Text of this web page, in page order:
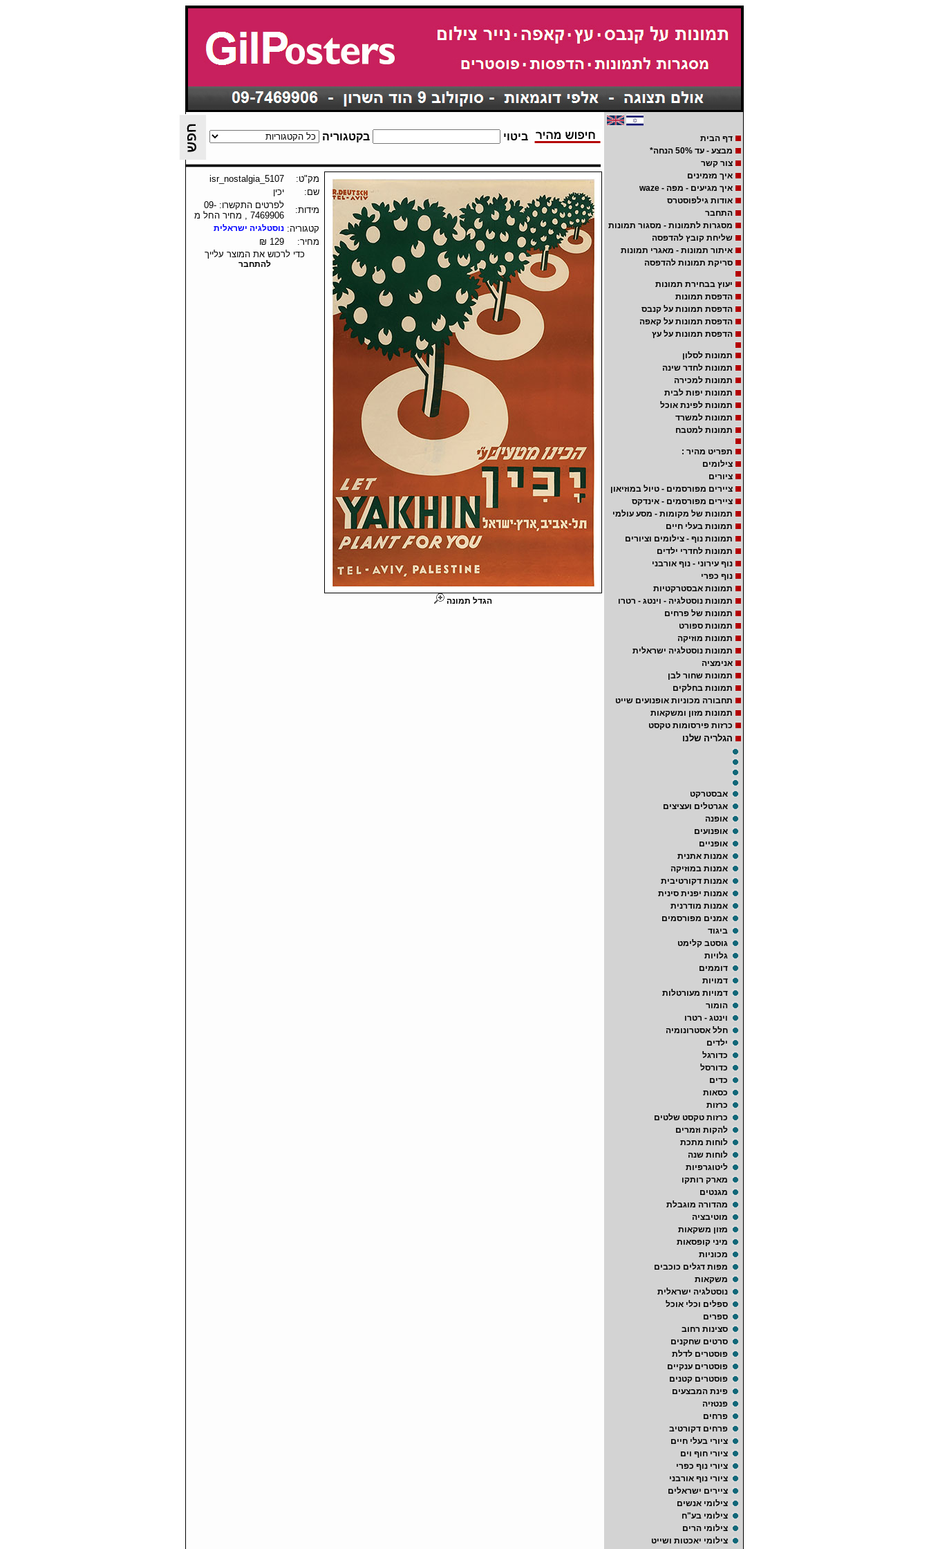
דף הבית
מבצע - עד 50% הנחה*
צור קשר
איך מזמינים
איך מגיעים - מפה - waze
אודות גילפוסטרס
התחבר
מסגרות לתמונות - מסגור תמונות
שליחת קובץ להדפסה
איתור תמונות - מאגרי תמונות
סריקת תמונות להדפסה
יעוץ בבחירת תמונות
הדפסת תמונות
הדפסת תמונות על קנבס
הדפסת תמונות על קאפה
הדפסת תמונות על עץ
תמונות לסלון
תמונות לחדר שינה
תמונות למכירה
תמונות יפות לבית
תמונות לפינת אוכל
תמונות למשרד
תמונות למטבח
תפריט מהיר :
צילומים
ציורים
ציירים מפורסמים - טיול במוזיאון
ציירים מפורסמים - אינדקס
תמונות של מקומות - מסע עולמי
תמונות בעלי חיים
תמונות נוף - צילומים וציורים
תמונות לחדרי ילדים
נוף עירוני - נוף אורבני
נוף כפרי
תמונות אבסטרקטיות
תמונות נוסטלגיה - וינטג - רטרו
תמונות של פרחים
תמונות ספורט
תמונות מוזיקה
תמונות נוסטלגיה ישראלית
אנימציה
תמונות שחור לבן
תמונות בחלקים
תחבורה מכוניות אופנועים שייט
תמונות מזון ומשקאות
כרזות פירסומות טקסט
הגלריה שלנו
אבסטרקט
אגרטלים ועציצים
אופנה
אופנועים
אופניים
אמנות אתנית
אמנות במוזיקה
אמנות דקורטיבית
אמנות יפנית סינית
אמנות מודרנית
אמנים מפורסמים
ביגוד
גוסטב קלימט
גלויות
דוממים
דמויות
דמויות מעורטלות
הומור
וינטג - רטרו
חלל אסטרונומיה
ילדים
כדורגל
כדורסל
כדים
כסאות
כרזות
כרזות טקסט שלטים
להקות וזמרים
לוחות מתכת
לוחות שנה
ליטוגרפיות
מארק רותקו
מגנטים
מהדורה מוגבלת
מוטיבציה
מזון משקאות
מיני קופסאות
מכוניות
מפות דגלים כוכבים
משקאות
נוסטלגיה ישראלית
ספלים וכלי אוכל
ספרים
סצינות רחוב
סרטים שחקנים
פוסטרים לדלת
פוסטרים ענקיים
פוסטרים קטנים
פינת המבצעים
פנטזיה
פרחים
פרחים דקורטיב
ציורי בעלי חיים
ציורי חוף וים
ציורי נוף כפרי
ציורי נוף אורבני
ציירים ישראלים
צילומי אנשים
צילומי בע"ח
צילומי הרים
צילומי יאכטות ושייט
ביטוי בקטגוריה
הגדל תמונה
מק"ט:
isr_nostalgia_5107
שם:
יכין
מידות:
לפרטים התקשרו: 09-
7469906 , מחיר החל מ
קטגוריה: נוסטלגיה ישראלית
מחיר:
129 ₪
כדי לרכוש את המוצר עלייך
להתחבר